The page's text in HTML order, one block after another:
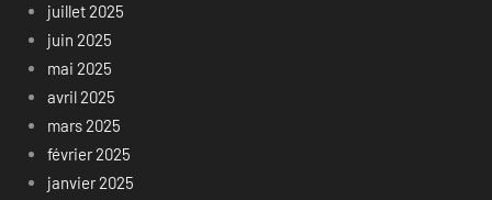
juillet 2025
juin 2025
mai 2025
avril 2025
mars 2025
février 2025
janvier 2025